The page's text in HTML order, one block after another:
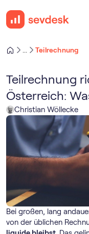
Teilrechnung
Teilrechnung
Österreich:
Christian Wöllecke
Bei großen, lang
von der üblichen